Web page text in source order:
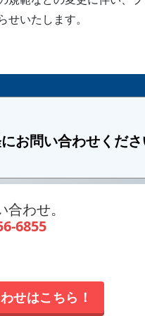
いたします。
お問い合わせくだ
わせ。
6855
せはこちら！